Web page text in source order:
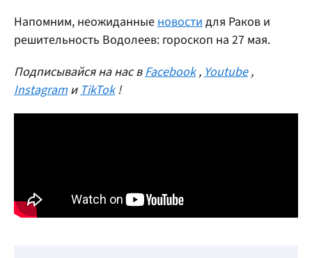
Напомним, неожиданныеновостидля Раков и
решительность Водолеев: гороскоп на 27 мая.
Подписывайся на нас вFacebook ,Youtube ,
Instagram иTikTok !